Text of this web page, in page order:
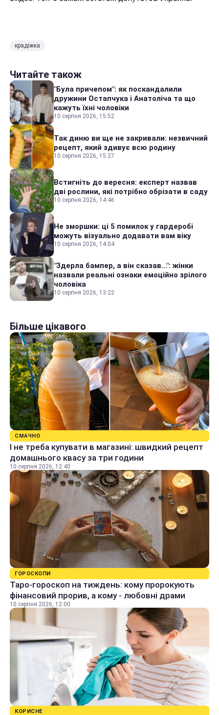
крадіжка
Читайте також
"Була причепом": як поскандалили
дружини Остапчука і Анатоліча та що
кажуть їхні чоловіки
10 серпня 2026, 15:52
Так диню ви ще не закривали: незвичний
рецепт, який здивує всю родину
10 серпня 2026, 15:27
Встигніть до вересня: експерт назвав
дві рослини, які потрібно обрізати в саду
10 серпня 2026, 14:46
Не зморшки: ці 5 помилок у гардеробі
можуть візуально додавати вам віку
10 серпня 2026, 14:04
"Здерла бампер, а він сказав...": жінки
назвали реальні ознаки емоційно зрілого
чоловіка
10 серпня 2026, 13:22
Більше цікавого
СМАЧНО
І не треба купувати в магазині: швидкий рецепт
домашнього квасу за три години
10 серпня 2026, 12:40
ГОРОСКОПИ
Таро-гороскоп на тиждень: кому пророкують
фінансовий прорив, а кому - любовні драми
10 серпня 2026, 12:00
КОРИСНЕ